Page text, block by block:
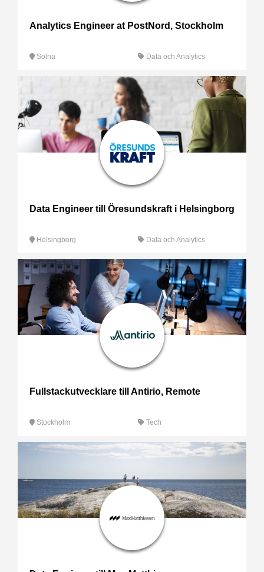
Analytics Engineer at PostNord, Stockholm
Solna Data och Analytics
Data Engineer till Öresundskraft i Helsingborg
Helsingborg Data och Analytics
Fullstackutvecklare till Antirio, Remote
Stockholm Tech